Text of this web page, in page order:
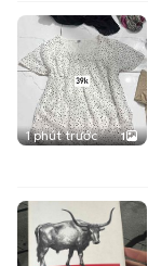
1 phút trước 1